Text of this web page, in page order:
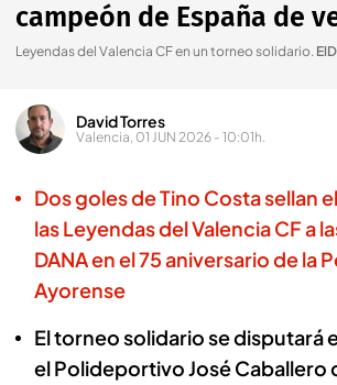
campeón de España de
Leyendas del Valencia CF en un torneo solidario.
David Torres
Valencia, 01 JUN 2026 - 10:01h.
Dos goles de Tino Costa sellan
las Leyendas del Valencia CF a
DANA en el 75 aniversario de la
Ayorense
El torneo solidario se disputará
el Polideportivo José Caballero